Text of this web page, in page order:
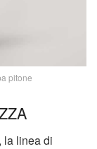
pitone
la linea di